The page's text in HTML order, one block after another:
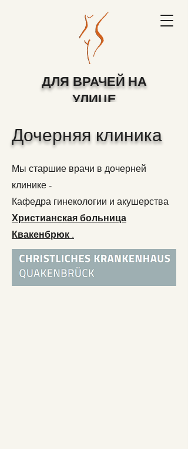
ДЛЯ ВРАЧЕЙ НА
УЛИЦЕ
ОСНАБРЮКА
Долл и Дж. Конрад Лис
Дочерняя клиника
Мы старшие врачи в дочерней
клинике -
Кафедра гинекологии и акушерства
Христианская больница
Квакенбрюк .